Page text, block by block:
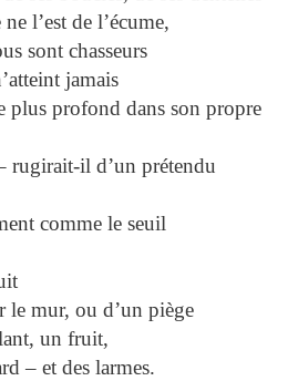
l’est de l’écume,
sont chasseurs
jamais
plus profond dans son propre
rugirait-il d’un prétendu
comme le seuil
le mur, ou d’un piège
un fruit,
– et des larmes.